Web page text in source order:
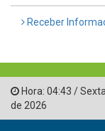
Receber
Hora: 04:43 /
de 2026